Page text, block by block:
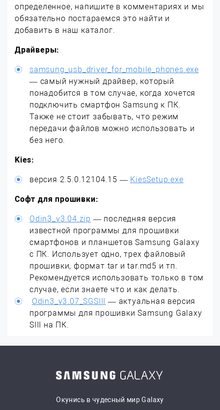
определенное, напишите в комментариях и мы
обязательно постараемся это найти и
добавить в наш каталог.
Драйверы:
samsung_usb_driver_for_mobile_phones.exe
— самый нужный драйвер, который
понадобится в том случае, когда хочется
подключить смартфон Samsung к ПК.
Также не стоит забывать, что режим
передачи файлов можно использовать и
без него.
Kies:
версия 2.5.0.12104.15 — KiesSetup.exe
Софт для прошивки:
Odin3_v3.04.zip — последняя версия
известной программы для прошивки
смартфонов и планшетов Samsung Galaxy
с ПК. Использует одно, трех файловый
прошивки, формат tar и tar.md5 и тп.
Рекомендуется использовать только в том
случае, если знаете что и как делать.
Odin3_v3.07_SGSIII — актуальная версия
программы для прошивки Samsung Galaxy
SIII на ПК.
Окунись в чудесный мир Galaxy